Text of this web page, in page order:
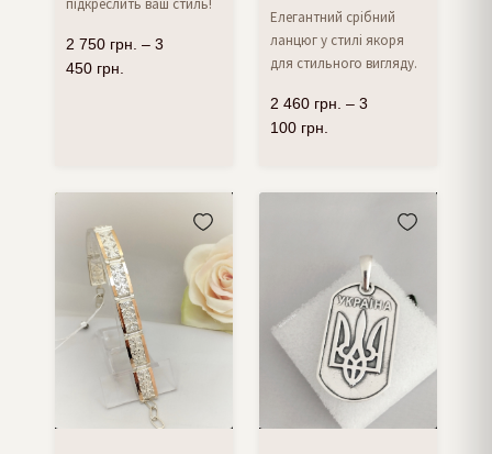
підкреслить ваш стиль!
2 750 грн. – 3
450 грн.
Елегантний срібний
ланцюг у стилі якоря
для стильного вигляду.
2 460 грн. – 3
100 грн.